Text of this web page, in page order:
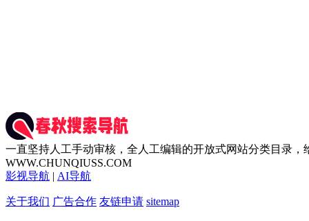
一直坚持人工手动审核，全人工编辑的开放式网站分类目录
WWW.CHUNQIUSS.COM
影视导航 | AI导航
关于我们 广告合作 友链申请 sitemap